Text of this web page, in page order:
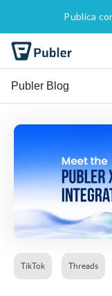
Publica
Publer Blog
TikTok Threads